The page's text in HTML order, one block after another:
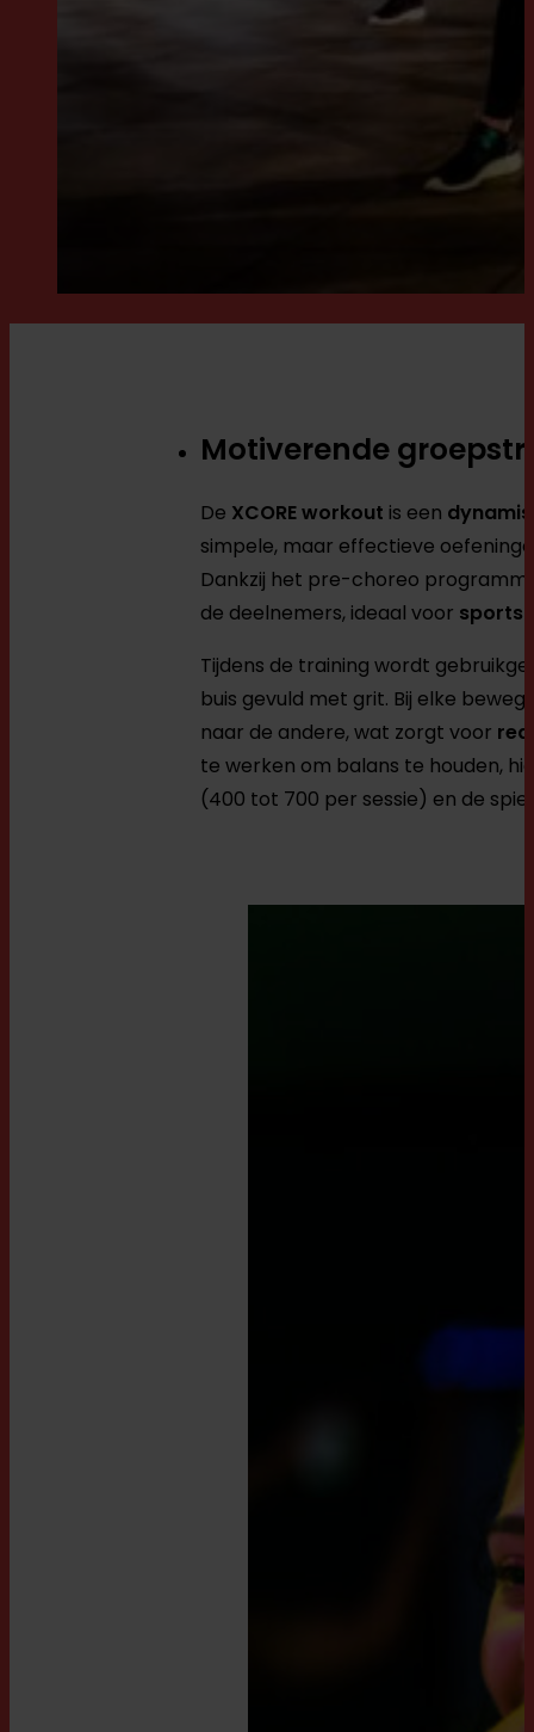
Motiverende
De XCORE workout is een
simpele, maar effectieve
Dankzij het pre-choreo
de deelnemers, ideaal voor
Tijdens de training wordt
buis gevuld met grit. Bij elke
naar de andere, wat zorgt voor
te werken om balans te houden,
(400 tot 700 per sessie) en de